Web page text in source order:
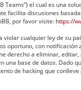
Teams”) el cual es una
facilita discusiones
por favor visite: https://
cualquier ley de su
oportuno, con notificación
derecho a eliminar,
base de datos. Dado
de hacking que